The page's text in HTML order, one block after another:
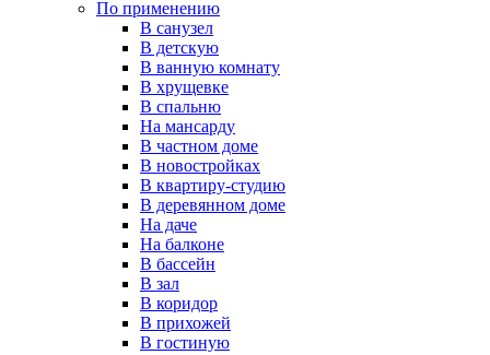
По применению
В санузел
В детскую
В ванную комнату
В хрущевке
В спальню
На мансарду
В частном доме
В новостройках
В квартиру-студию
В деревянном доме
На даче
На балконе
В бассейн
В зал
В коридор
В прихожей
В гостиную